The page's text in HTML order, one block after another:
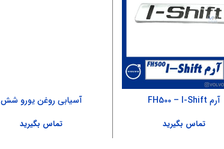
آرم FH500 – I-Shift
تماس بگیرید
آسیابی روغن یورو شش
تماس بگیرید